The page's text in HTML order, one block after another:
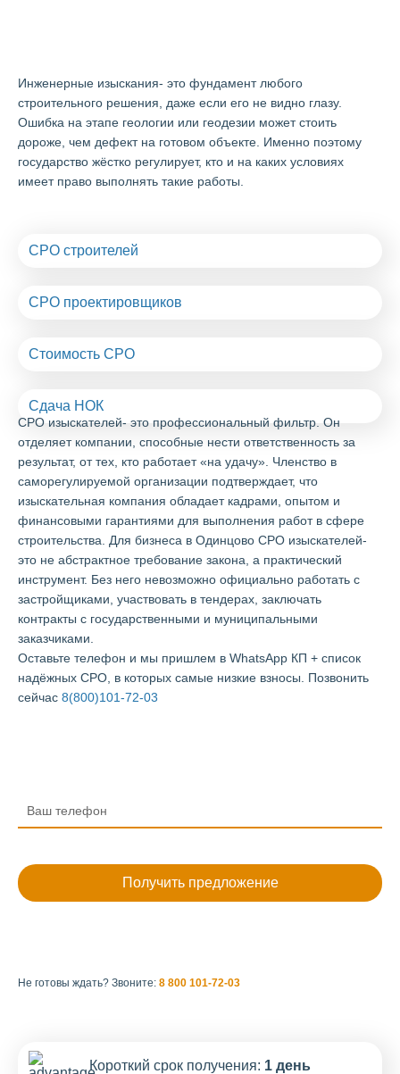
Инженерные изыскания- это фундамент любого
строительного решения, даже если его не видно глазу.
Ошибка на этапе геологии или геодезии может стоить
дороже, чем дефект на готовом объекте. Именно поэтому
государство жёстко регулирует, кто и на каких условиях
имеет право выполнять такие работы.
СРО строителей
СРО проектировщиков
Стоимость СРО
Сдача НОК
СРО изыскателей- это профессиональный фильтр. Он
отделяет компании, способные нести ответственность за
результат, от тех, кто работает «на удачу». Членство в
саморегулируемой организации подтверждает, что
изыскательная компания обладает кадрами, опытом и
финансовыми гарантиями для выполнения работ в сфере
строительства. Для бизнеса в Одинцово СРО изыскателей-
это не абстрактное требование закона, а практический
инструмент. Без него невозможно официально работать с
застройщиками, участвовать в тендерах, заключать
контракты с государственными и муниципальными
заказчиками.
Оставьте телефон и мы пришлем в WhatsApp КП + список
надёжных СРО, в которых самые низкие взносы. Позвонить
сейчас 8(800)101-72-03
Не готовы ждать? Звоните: 8 800 101-72-03
Короткий срок получения: 1 день